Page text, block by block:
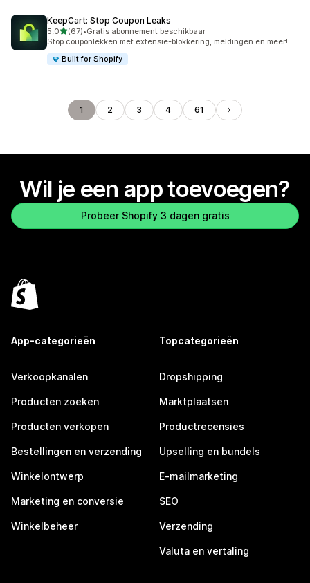
KeepCart: Stop Coupon Leaks
5,0van 5 sterren
(67)
67 recensies in totaal
•Gratis abonnement beschikbaar
Stop couponlekken met extensie-blokkering, meldingen en meer!
Built for Shopify
1 2 3 4 61
Wil je een app toevoegen?
Probeer Shopify 3 dagen gratis
App-categorieën
Verkoopkanalen
Producten zoeken
Producten verkopen
Bestellingen en verzending
Winkelontwerp
Marketing en conversie
Winkelbeheer
Topcategorieën
Dropshipping
Marktplaatsen
Productrecensies
Upselling en bundels
E-mailmarketing
SEO
Verzending
Valuta en vertaling